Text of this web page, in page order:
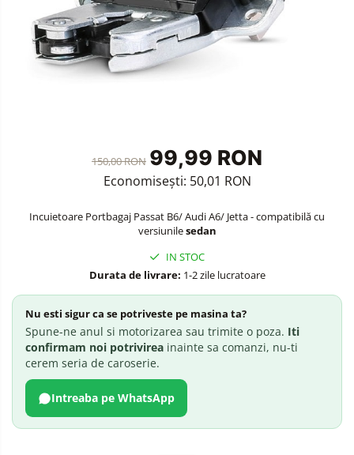
Carcasa Cheie
Accesorii Electronice Auto
Organizatoare Auto
150,00 RON 99,99 RON
Economisești: 50,01 RON
Incuietoare Portbagaj Passat B6/ Audi A6/ Jetta - compatibilă cu
versiunilesedan
IN STOC
Durata de livrare: 1-2 zile lucratoare
Nu esti sigur ca se potriveste pe masina ta?
Spune-ne anul si motorizarea sau trimite o poza. Iti
confirmam noi potrivirea inainte sa comanzi, nu-ti
cerem seria de caroserie.
Intreaba pe WhatsApp